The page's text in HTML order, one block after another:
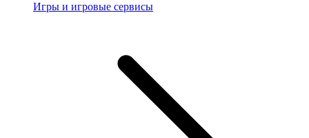
Игры и игровые сервисы